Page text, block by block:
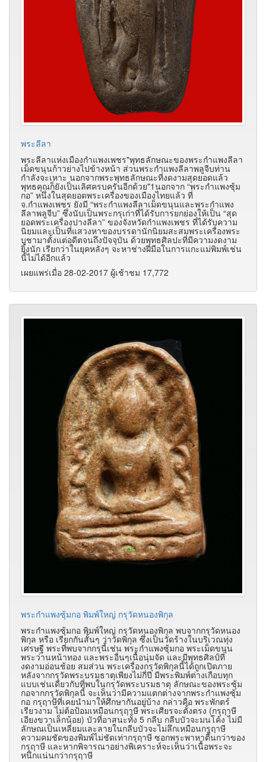
พระลีลา
พระลีลาแห่งเมืองกำแพงเพชร"พุทธลักษณะของพระกำแพงลีลา
เม็ดขนุนก้าวย่างไปข้างหน้า ส่วนพระกำแพงลีลาพลูจีบท่าน
กำลังจะเหาะ นอกจากพระพุทธลักษณะที่งดงามสุดยอดแล้ว
พุทธคุณก็ยังเป็นเลิศครบครันอีกด้วย"1นอกจาก “พระกำแพงซุ้ม
กอ” หนึ่งในสุดยอดพระเครื่องของเมืองไทยแล้ว ที่
จ.กำแพงเพชร ยังมี “พระกำแพงลีลาเม็ดขนุนและพระกำแพง
ลีลาพลูจีบ” ซึ่งนับเป็นพระกรุเก่าที่ได้รับการยกย่องให้เป็น “สุด
ยอดพระเครื่องปางลีลา” ของจังหวัดกำแพงเพชร ที่ได้รับความ
นิยมและเป็นที่แสวงหาของบรรดานักนิยมสะสมพระเครื่องพระ
บูชามาตั้งแต่อดีตจนถึงปัจจุบัน ด้วยพุทธศิลปะที่มีความงดงาม
ยิ่งนัก เรียกว่าในยุคหลังๆ จะหาช่างฝีมือในการแกะแม่พิมพ์เช่น
นี้ไม่ได้อีกแล้ว
เผยแพร่เมื่อ 28-02-2017 ผู้เช้าชม 17,772
พระกำแพงซุ้มกอ พิมพ์ใหญ่ กรุวัดหนองพิกุล
พระกำแพงซุ้มกอ พิมพ์ใหญ่ กรุวัดหนองพิกุล พบจากกรุวัดหนอง
พิกุล หรือ เรียกกันสั้นๆ ว่าวัดพิกุล ซึ่งเป็นวัดร้างในบริเวณทุ่ง
เศรษฐี พระที่พบจากกรุนี้เช่น พระกำแพงซุ้มกอ พระเม็ดขนุน
พระว่านหน้าทอง และพระอื่นๆเนื้อนุ่มจัด และมีพุทธศิลป์ที่
งดงามอ่อนช้อย สมส่วน พระเครื่องกรุวัดพิกุลนี้ได้ถูกเปิดภาย
หลังจากกรุวัดพระบรมธาตุเพียงไม่กี่ปี มีพระพิมพ์ต่างเกือบทุก
แบบเช่นเดียวกับที่พบในกรุวัดพระบรมธาตุ ลักษณะของพระซุ้ม
กอจากกรุวัดพิกุลนี้ จะเห็นว่ามีความแตกต่างจากพระกำแพงซุ้ม
กอ กรุฤาษีที่เคยนำมาให้ศึกษากันอยู่บ้าง กล่าวคือ พระพักตร์
เรียวงาม ไม่ต้อป้อมเหมือนกรุฤาษี พระเศียรจะตั้งตรง (กรุฤาษี
เอียงขวาเล็กน้อย) บัวที่อาสนะทั้ง 5 กลีบ กลีบบัวจะมนโค้ง ไม่มี
ลักษณเป็นเหลี่ยมและลายในกลีบบัวจะไม่ลึกเหมือนกรุฤาษี
ความคมชัดของพิมพ์ไม่ชัดเท่ากรุฤาษี ซอกพระพาหาตื้นกว่าของ
กรุฤาษี และหากพิจารณาอย่างพิเคราะห์จะเห็นว่าเนื้อพระจะ
หนึกแน่นกว่ากรุฤาษี